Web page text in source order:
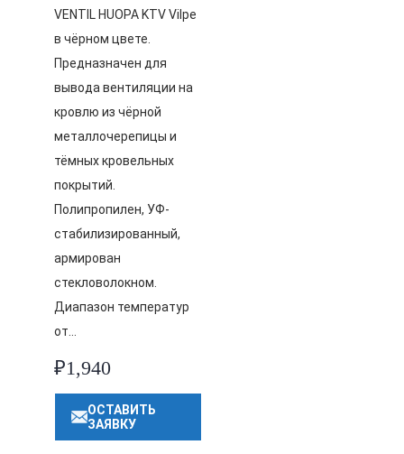
VENTIL HUOPA KTV Vilpe
в чёрном цвете.
Предназначен для
вывода вентиляции на
кровлю из чёрной
металлочерепицы и
тёмных кровельных
покрытий.
Полипропилен, УФ-
стабилизированный,
армирован
стекловолокном.
Диапазон температур
от…
₽1,940
ОСТАВИТЬ
ЗАЯВКУ